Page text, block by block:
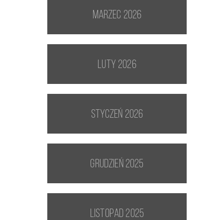
marzec 2026
luty 2026
styczeń 2026
grudzień 2025
listopad 2025